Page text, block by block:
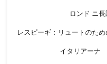
ロンド ニ長調
レスピーギ：リュートのた
イタリアーナ